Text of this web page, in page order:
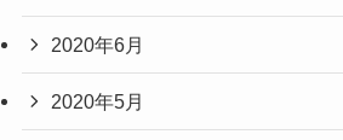
2020年6月
2020年5月